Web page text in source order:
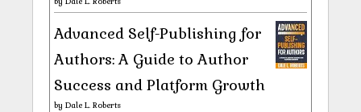
Advanced Self-Publishing for
Authors: A Guide to Author
Success and Platform Growth
by Dale L. Roberts